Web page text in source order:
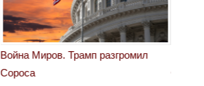
Война Миров. Трамп разгромил
Сороса